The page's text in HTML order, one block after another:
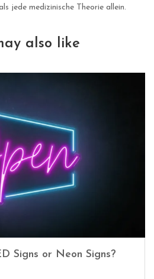
jede medizinische Theorie allein.
also like
Signs or Neon Signs?